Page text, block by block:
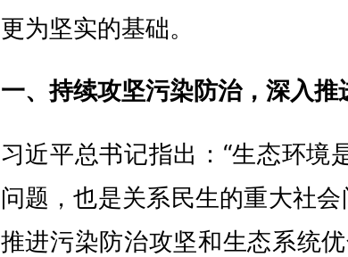
更为坚实的基础。
一、持续攻坚污染防治，深入推
习近平总书记指出：“生态环境
问题，也是关系民生的重大社
推进污染防治攻坚和生态系统